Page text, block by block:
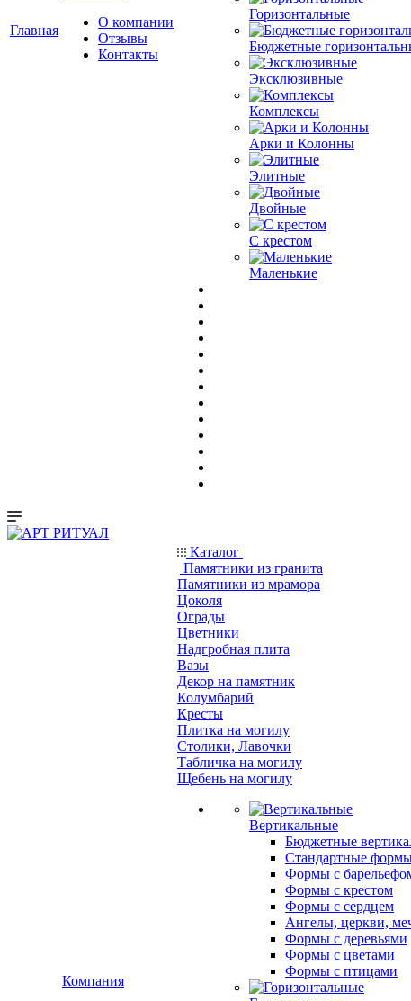
Главная
О компании
Отзывы
Контакты
Горизонтальные
Бюджетные
Эксклюзивные
Комплексы
Арки и Колонны
Элитные
Двойные
С крестом
Маленькие
Компания
Каталог
Памятники из гранита
Памятники из мрамора
Цоколя
Ограды
Цветники
Надгробная плита
Вазы
Декор на памятник
Колумбарий
Кресты
Плитка на могилу
Столики, Лавочки
Табличка на могилу
Щебень на могилу
Вертикальные
Бюджетные
Стандартные
Формы с
Формы с крестом
Формы с сердцем
Ангелы, церкви,
Формы с деревьями
Формы с цветами
Формы с птицами